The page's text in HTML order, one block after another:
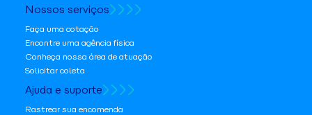
Nossos serviços
Faça uma cotação
Encontre uma agência física
Conheça nossa área de atuação
Solicitar coleta
Ajuda e suporte
Rastrear sua encomenda